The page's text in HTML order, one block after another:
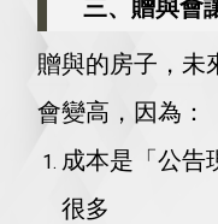
三、贈與會
贈與的房子，未
會變高，因為：
成本是「公告
很多